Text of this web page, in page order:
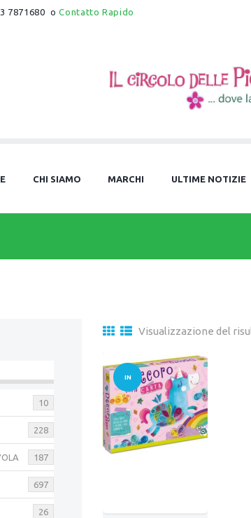
7871680 oContatto Rapido
CHI SIAMO MARCHI ULTIME NOTIZIE
Visualizzazione del
IN
OFFERT
A!
10
228
187
697
26